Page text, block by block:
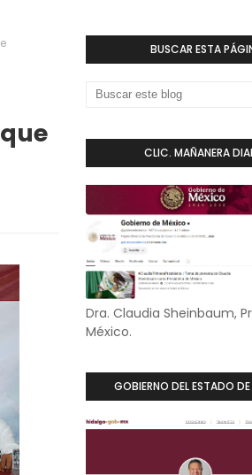
BUSCAR ESTA
CLIC. MAÑANERA
Dra. Claudia Sheinbaum,
México.
GOBIERNO DEL ESTADO